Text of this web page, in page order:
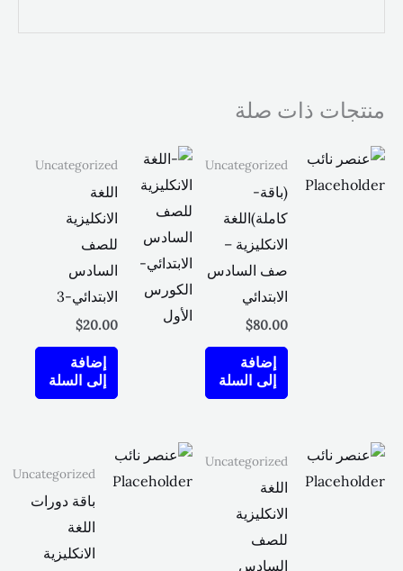
منتجات ذات صلة
Uncategorized
(باقة-
كاملة)اللغة
الانكليزية –
صف السادس
الابتدائي
$80.00
إضافة
إلى السلة
Uncategorized
اللغة
الانكليزية
للصف
السادس
الابتدائي-3
$20.00
إضافة
إلى السلة
Uncategorized
اللغة
الانكليزية
للصف
السادس
Uncategorized
باقة دورات
اللغة
الانكليزية